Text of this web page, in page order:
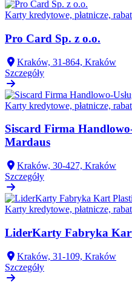
Karty kredytowe, płatnicze,
Pro Card Sp. z o.o.
Kraków, 31-864, Kraków
Szczegóły
Karty kredytowe, płatnicze,
Siscard Firma
Mardaus
Kraków, 30-427, Kraków
Szczegóły
Karty kredytowe, płatnicze,
LiderKarty Fabryka
Kraków, 31-109, Kraków
Szczegóły